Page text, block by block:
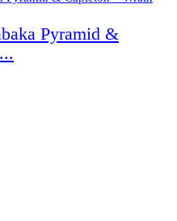
Pyramid &